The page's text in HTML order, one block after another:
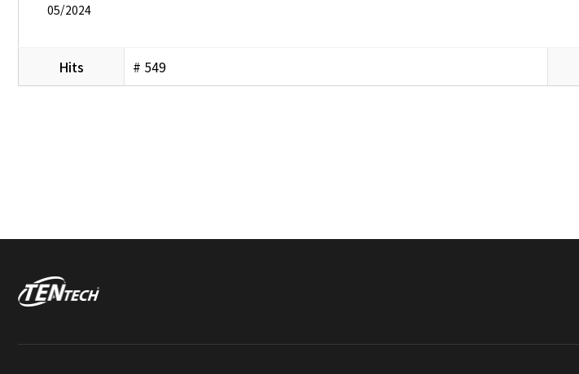
05/2024
Hits # 549